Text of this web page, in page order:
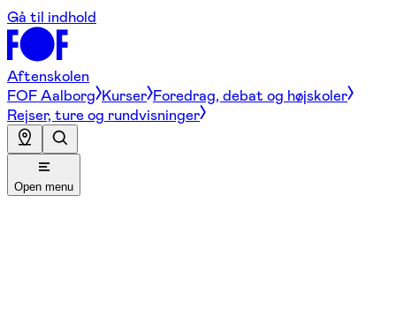
Gå til indhold
Aftenskolen
FOF Aalborg Kurser Foredrag, debat og højskoler
Rejser, ture og rundvisninger
Open menu